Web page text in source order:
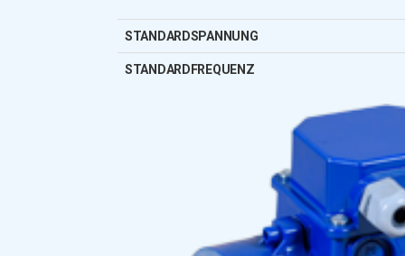
STANDARDSPANNUNG
STANDARDFREQUENZ